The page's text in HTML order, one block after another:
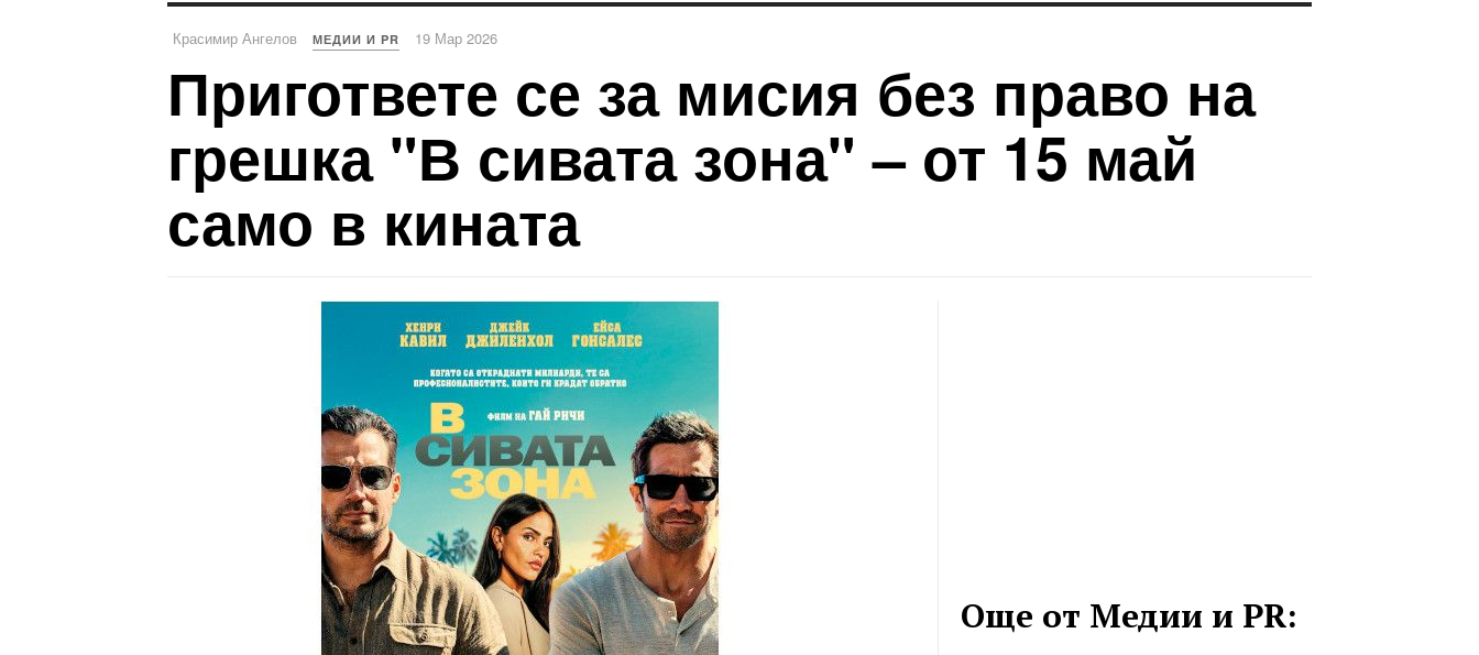
Красимир Ангелов МЕДИИ И PR 19 Мар 2026
Пригответе се за мисия без право на
грешка "В сивата зона" – от 15 май
само в кината
Още от Медии и PR: